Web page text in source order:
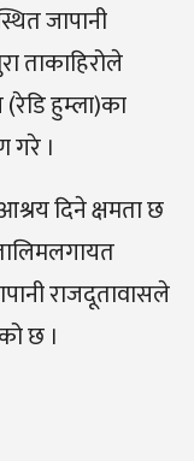
जापानी
ताकाहिरोले
हुम्ला)का
गरे ।
दिने क्षमता छ
राजदूतावासले
छ ।